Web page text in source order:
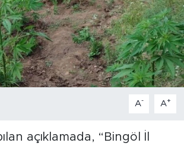
A- A+
açıklamada, “Bingöl İl